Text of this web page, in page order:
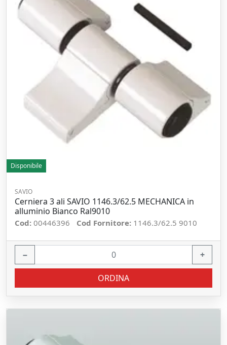
Disponibile
SAVIO
Cerniera 3 ali SAVIO 1146.3/62.5 MECHANICA in
alluminio Bianco Ral9010
Cod: 00446396 Cod Fornitore: 1146.3/62.5 9010
− +
ORDINA